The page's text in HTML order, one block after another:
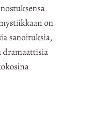
on
sanoituksia,
dramaattisia